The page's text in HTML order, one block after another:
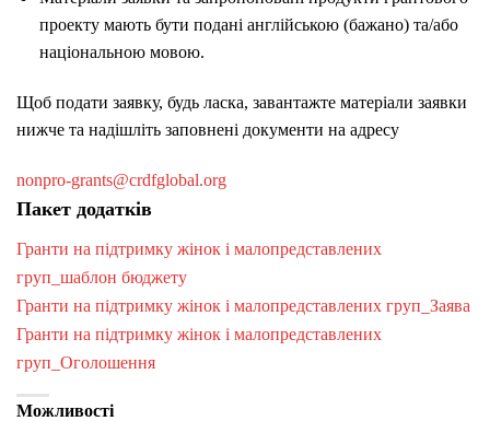
проекту мають бути подані англійською (бажано) та/або
національною мовою.
Щоб подати заявку, будь ласка, завантажте матеріали заявки
нижче та надішліть заповнені документи на адресу
nonpro-grants@crdfglobal.org
Пакет додатків
Гранти на підтримку жінок і малопредставлених
груп_шаблон бюджету
Гранти на підтримку жінок і малопредставлених груп_Заява
Гранти на підтримку жінок і малопредставлених
груп_Оголошення
Можливості